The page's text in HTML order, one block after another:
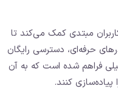
مبتدی کمک می‌کند تا
حرفه‌ای، دسترسی رایگان
فراهم شده است که به آن‌
کنند.